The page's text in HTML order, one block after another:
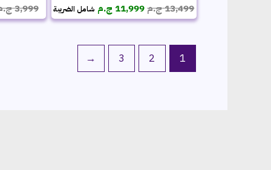
10000 BTU
13,499ج.مالسعر
الأصلي
13,499 ج.م.
11,999 ج.مالسعر
الحالي
11,999 ج.م.
شامل الضريبة 3,999
1
2
3
←